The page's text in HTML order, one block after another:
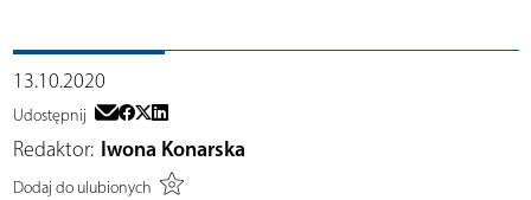
13.10.2020
Udostępnij
Redaktor: Iwona Konarska
Dodaj do ulubionych